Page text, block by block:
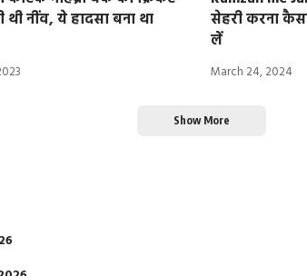
थी नींव, ये हादसा बना था
सेहरी करना
लें
March 24, 2024
Show More